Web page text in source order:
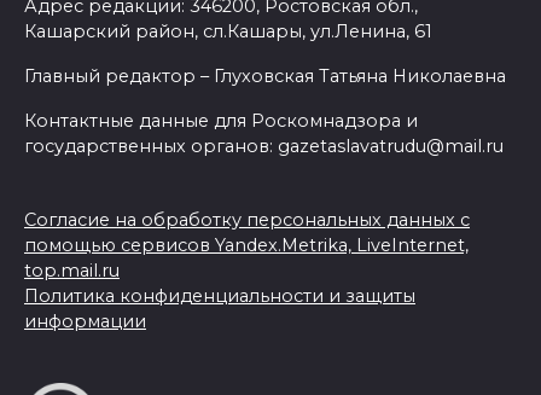
Адрес редакции: 346200, Ростовская обл.,
Кашарский район, сл.Кашары, ул.Ленина, 61
Главный редактор – Глуховская Татьяна Николаевна
Контактные данные для Роскомнадзора и
государственных органов: gazetaslavatrudu@mail.ru
Согласие на обработку персональных данных с
помощью сервисов Yandex.Metrika, LiveInternet,
top.mail.ru
Политика конфиденциальности и защиты
информации